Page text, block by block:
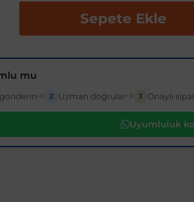
Sepete Ekle
mu
2 Uzman doğrular 3 Onaylı
Uyumluluk